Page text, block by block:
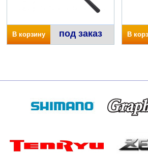
В корзину под заказ В